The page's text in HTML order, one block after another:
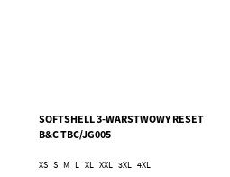
SOFTSHELL 3-WARSTWOWY RESET
B&C TBC/JG005
XS S M L XL XXL 3XL 4XL